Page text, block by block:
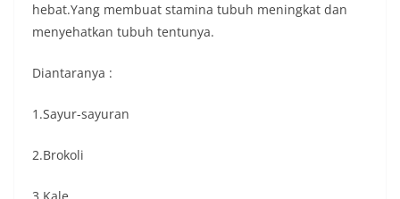
hebat.Yang membuat stamina tubuh meningkat dan
menyehatkan tubuh tentunya.
Diantaranya :
1.Sayur-sayuran
2.Brokoli